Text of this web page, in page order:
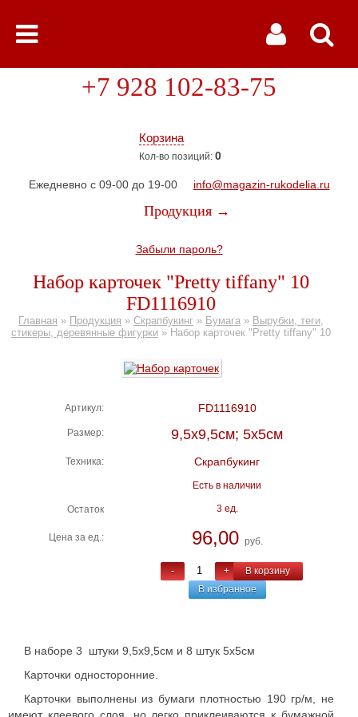
Корзина
Кол-во позиций: 0
+7 928 102-83-75
Ежедневно с 09-00 до 19-00 info@magazin-rukodelia.ru
Продукция →
Забыли пароль?
Набор карточек "Pretty tiffany" 10
FD1116910
Главная » Продукция » Скрапбукинг » Бумага » Вырубки, теги,
стикеры, деревянные фигурки » Набор карточек "Pretty tiffany" 10
Артикул: FD1116910
Размер: 9,5х9,5см; 5х5см
Техника: Скрапбукинг
Есть в наличии
Остаток 3 ед.
Цена за ед.: 96,00 руб.
- +
В корзину
В избранное
В наборе 3 штуки 9,5х9,5см и 8 штук 5х5см
Карточки односторонние.
Карточки выполнены из бумаги плотностью 190 гр/м, не
имеют клеевого слоя, но легко приклеиваются к бумажной